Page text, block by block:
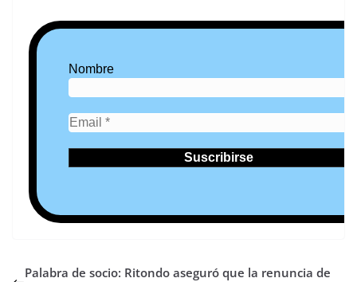
Nombre
Palabra de socio: Ritondo aseguró que la renuncia de